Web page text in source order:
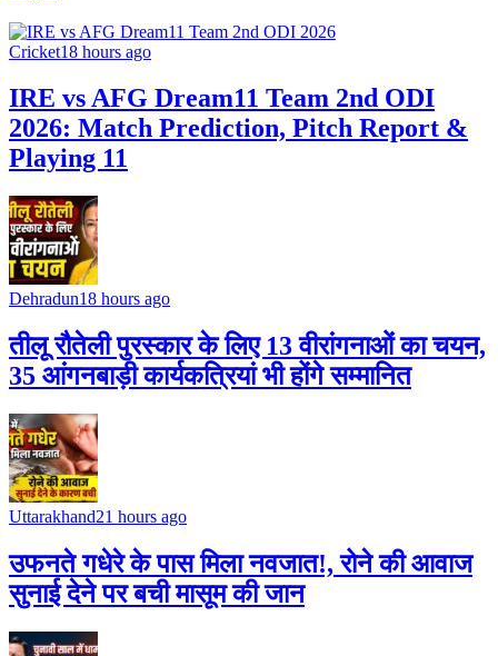
Cricket18 hours ago
IRE vs AFG Dream11 Team 2nd ODI
2026: Match Prediction, Pitch Report &
Playing 11
Dehradun18 hours ago
तीलू रौतेली पुरस्कार के लिए 13 वीरांगनाओं का चयन,
35 आंगनबाड़ी कार्यकत्रियां भी होंगे सम्मानित
Uttarakhand21 hours ago
उफनते गधेरे के पास मिला नवजात!, रोने की आवाज
सुनाई देने पर बची मासूम की जान